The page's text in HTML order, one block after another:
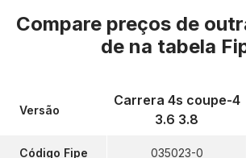
Compare preços de
de na tabela
Versão
Código Fipe
Carrera 4s coupe-4
3.6 3.8
035023-0